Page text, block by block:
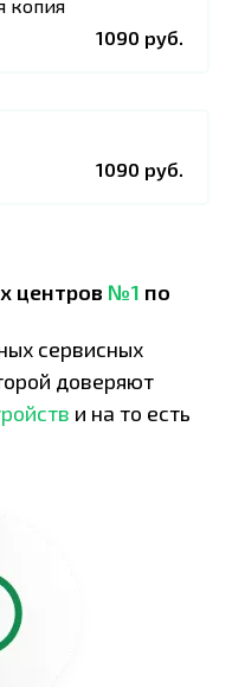
копия
1090 руб.
1090 руб.
центров №1 по
сервисных
доверяют
и на то есть